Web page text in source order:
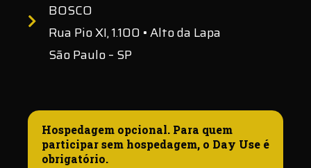
BOSCO
Rua Pio XI, 1.100 • Alto da Lapa
São Paulo – SP
Hospedagem opcional. Para quem
participar sem hospedagem, o Day Use é
obrigatório.